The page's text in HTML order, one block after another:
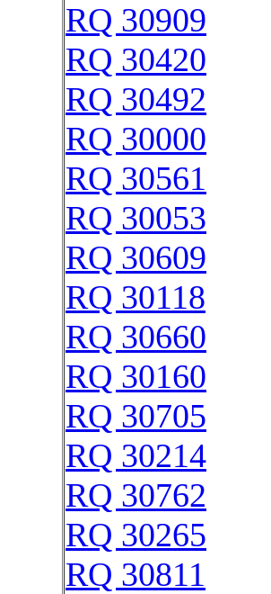
RQ 30909
RQ 30420
RQ 30492
RQ 30000
RQ 30561
RQ 30053
RQ 30609
RQ 30118
RQ 30660
RQ 30160
RQ 30705
RQ 30214
RQ 30762
RQ 30265
RQ 30811